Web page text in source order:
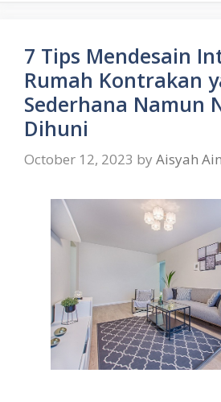
7 Tips Mendesain
Rumah Kontrakan
Sederhana Namun
Dihuni
October 12, 2023 by Aisyah